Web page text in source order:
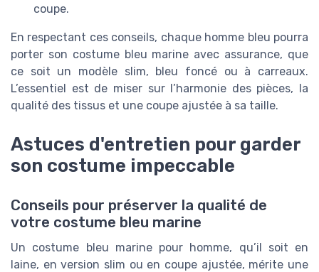
coupe.
En respectant ces conseils, chaque homme bleu pourra
porter son costume bleu marine avec assurance, que
ce soit un modèle slim, bleu foncé ou à carreaux.
L’essentiel est de miser sur l’harmonie des pièces, la
qualité des tissus et une coupe ajustée à sa taille.
Astuces d'entretien pour garder
son costume impeccable
Conseils pour préserver la qualité de
votre costume bleu marine
Un costume bleu marine pour homme, qu’il soit en
laine, en version slim ou en coupe ajustée, mérite une